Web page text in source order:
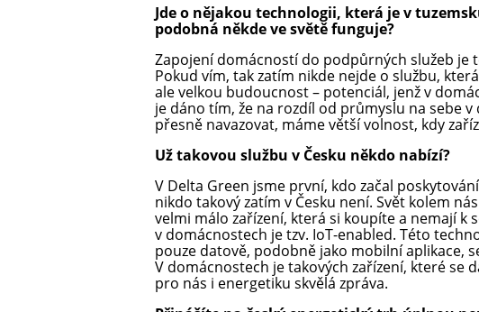
Jde o nějakou technologii, která je v
podobná někde ve světě funguje?
Zapojení domácností do podpůrných služeb je
Pokud vím, tak zatím nikde nejde o službu,
ale velkou budoucnost – potenciál, jenž v
je dáno tím, že na rozdíl od průmyslu na sebe
přesně navazovat, máme větší volnost, kdy
Už takovou službu v Česku někdo nabízí?
V Delta Green jsme první, kdo začal
nikdo takový zatím v Česku není. Svět kolem
velmi málo zařízení, která si koupíte a nemají k
v domácnostech je tzv. IoT-enabled. Této
pouze datově, podobně jako mobilní aplikace,
V domácnostech je takových zařízení, které se
pro nás i energetiku skvělá zpráva.